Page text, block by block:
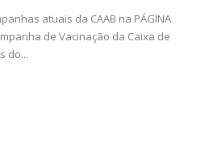
atuais da CAAB na PÁGINA
de Vacinação da Caixa de
do...